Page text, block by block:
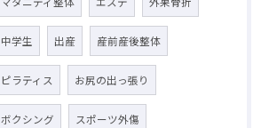
中学生 出産 産前産後整体
ピラティス お尻の出っ張り
ボクシング スポーツ外傷